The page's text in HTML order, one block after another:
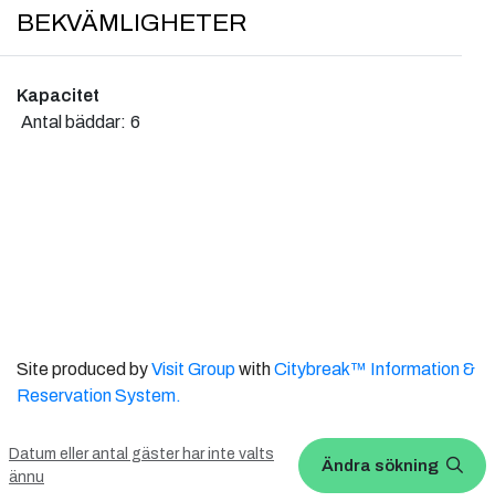
BEKVÄMLIGHETER
Kapacitet
Antal bäddar: 6
Datum eller antal gäster har inte valts
ännu
Ändra sökning
Site produced byVisit GroupwithCitybreak™ Information &
Reservation System.
WEBX CMS